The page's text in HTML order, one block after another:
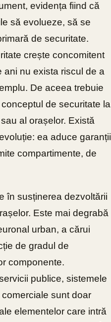
evidența fiind că
să evolueze, să se
de securitate.
crește concomitent
ani nu exista riscul de a
De aceea trebuie
de securitate la
al orașelor. Există
ea aduce garanții
compartimente, de
în susținerea dezvoltării
Este mai degrabă
urban, a cărui
de gradul de
componente.
publice, sistemele
sunt doar
elementelor care intră